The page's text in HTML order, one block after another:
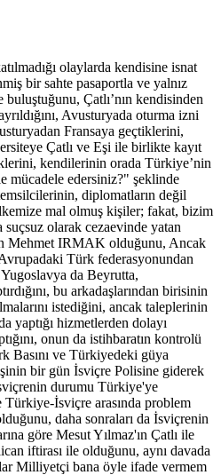
olaylarda kendisine isnat
bir sahte pasaportla ve yalnız
Çatlı’nın kendisinden
Avusturyada oturma izni
Fransaya geçtiklerini,
Çatlı ve Eşi ile birlikte kayıt
kendilerinin orada Türkiye’nin
mücadele edersiniz?" şeklinde
diplomatların değil
mal olmuş kişiler; fakat, bizim
olarak cezaevinde yatan
Mehmet IRMAK olduğunu, Ancak
Türk federasyonundan
da Beyrutta,
bu arkadaşlarından birisinin
istediğini, ancak taleplerinin
yaptığı hizmetlerden dolayı
onun da istihbaratın kontrolü
Basını ve Türkiyedeki güya
bir gün İsviçre Polisine giderek
durumu Türkiye'ye
İsviçre arasında problem
daha sonraları da İsviçrenin
göre Mesut Yılmaz'ın Çatlı ile
iftirası ile olduğunu, aynı davada
Milliyetçi bana öyle ifade vermem